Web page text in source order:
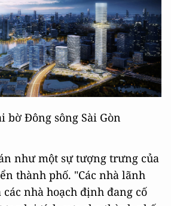
bờ Đông sông Sài Gòn
như một sự tượng trưng của
thành phố. "Các nhà lãnh
nhà hoạch định đang cố